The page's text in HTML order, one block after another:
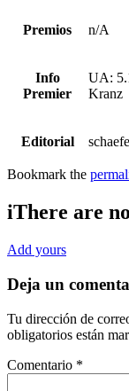
Premios n/A
Info
Premier
UA:
Kranz
Editorial
Bookmark the
iThere are
Add yours
Deja un
Tu dirección de
obligatorios están
Comentario *